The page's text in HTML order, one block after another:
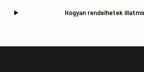
Hogyan rendelhetek